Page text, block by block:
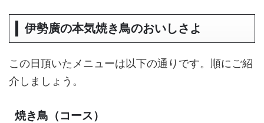
伊勢廣の本気焼き鳥のおいしさよ
この日頂いたメニューは以下の通りです。順にご紹
介しましょう。
焼き鳥（コース）